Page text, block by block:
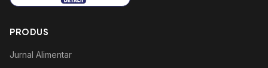
PRODUS
Jurnal Alimentar